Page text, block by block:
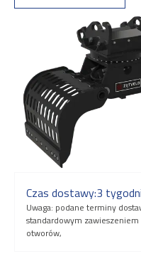
Czas dostawy:3
Uwaga: podane terminy
standardowym
otworów,